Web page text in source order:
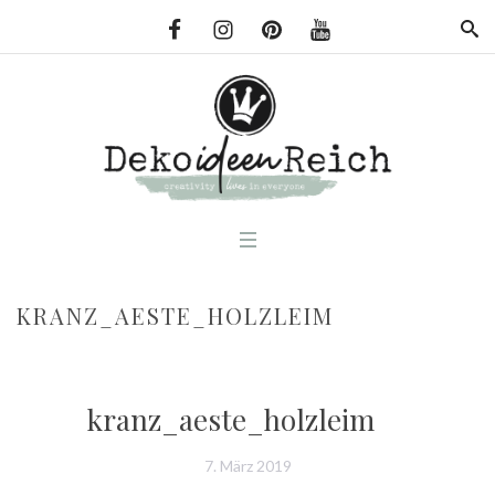
KRANZ_AESTE_HOLZLEIM
kranz_aeste_holzleim
7. März 2019